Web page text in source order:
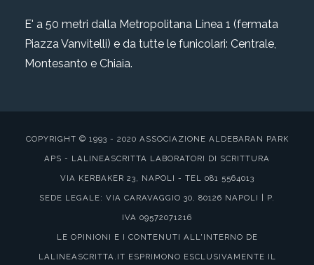
E' a 50 metri dalla Metropolitana Linea 1 (fermata
Piazza Vanvitelli) e da tutte le funicolari: Centrale,
Montesanto e Chiaia.
COPYRIGHT © 1993 - 2020 ASSOCIAZIONE ALDEBARAN PARK
APS - LALINEASCRITTA LABORATORI DI SCRITTURA
VIA KERBAKER 23, NAPOLI - TEL 081 5564013
SEDE LEGALE: VIA CARAVAGGIO 30, 80126 NAPOLI | P.
IVA 09572071216
LE OPINIONI E I CONTENUTI ALL'INTERNO DE
LALINEASCRITTA.IT ESPRIMONO ESCLUSIVAMENTE IL